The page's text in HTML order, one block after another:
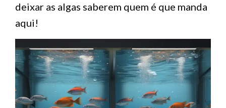
deixar as algas saberem quem é que manda
aqui!